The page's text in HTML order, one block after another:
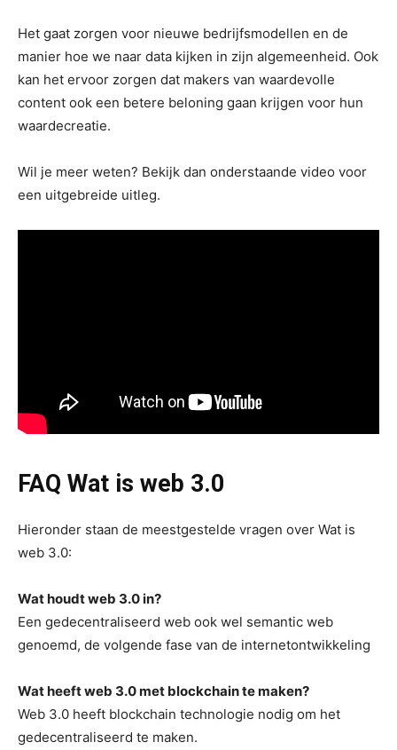
Het gaat zorgen voor nieuwe bedrijfsmodellen en de
manier hoe we naar data kijken in zijn algemeenheid. Ook
kan het ervoor zorgen dat makers van waardevolle
content ook een betere beloning gaan krijgen voor hun
waardecreatie.
Wil je meer weten? Bekijk dan onderstaande video voor
een uitgebreide uitleg.
FAQ Wat is web 3.0
Hieronder staan de meestgestelde vragen over Wat is
web 3.0:
Wat houdt web 3.0 in?
Een gedecentraliseerd web ook wel semantic web
genoemd, de volgende fase van de internetontwikkeling
Wat heeft web 3.0 met blockchain te maken?
Web 3.0 heeft blockchain technologie nodig om het
gedecentraliseerd te maken.